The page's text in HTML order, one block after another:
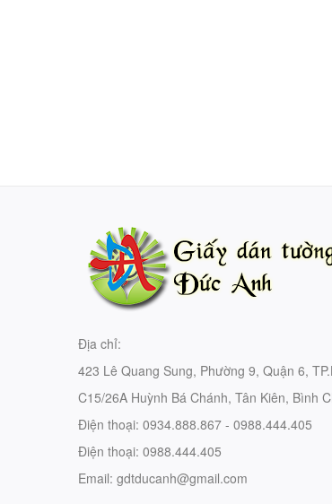
Địa chỉ:
423 Lê Quang Sung, Phường 9, Quận 6,
C15/26A Huỳnh Bá Chánh, Tân Kiên, Bình
Điện thoại: 0934.888.867 - 0988.444.405
Điện thoại: 0988.444.405
Email: gdtducanh@gmail.com